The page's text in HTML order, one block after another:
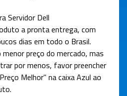
Servidor Dell
a pronta entrega, com
dias em todo o Brasil.
preço do mercado, mas
por menos, favor preencher
Melhor" na caixa Azul ao